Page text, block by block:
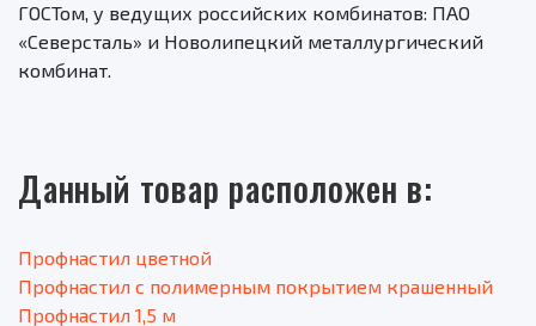
ГОСТом, у ведущих российских комбинатов: ПАО
«Северсталь» и Новолипецкий металлургический
комбинат.
Данный товар расположен в:
Профнастил цветной
Профнастил с полимерным покрытием крашенный
Профнастил 1,5 м